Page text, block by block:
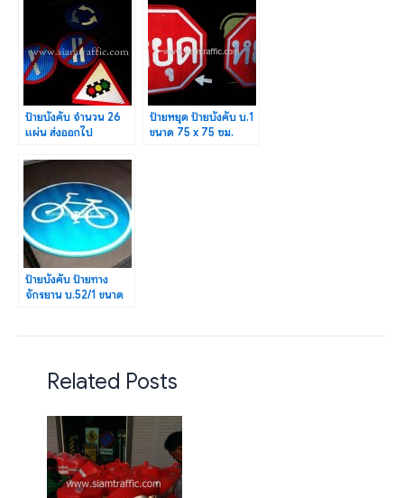
ป้ายบังคับ จำนวน 26
แผ่น ส่งออกไป
ประชาธิปไตยประชาชน
ป้ายหยุด ป้ายบังคับ บ.1
ขนาด 75 x 75 ซม.
ป้ายบังคับ ป้ายทาง
จักรยาน บ.52/1 ขนาด
Related Posts